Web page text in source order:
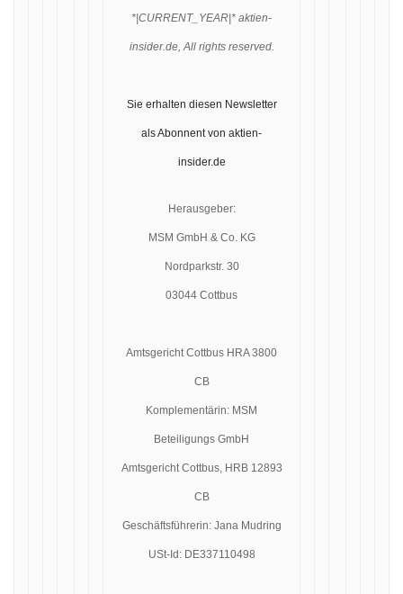
*|CURRENT_YEAR|* aktien-
insider.de, All rights reserved.
Sie erhalten diesen Newsletter
als Abonnent von aktien-
insider.de
Herausgeber:
MSM GmbH & Co. KG
Nordparkstr. 30
03044 Cottbus
Amtsgericht Cottbus HRA 3800
CB
Komplementärin: MSM
Beteiligungs GmbH
Amtsgericht Cottbus, HRB 12893
CB
Geschäftsführerin: Jana Mudring
USt-Id: DE337110498